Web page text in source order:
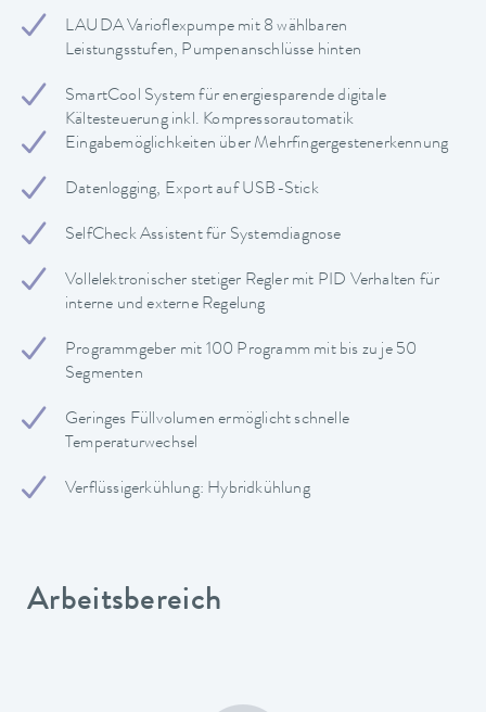
LAUDA Varioflexpumpe mit 8 wählbaren
Leistungsstufen, Pumpenanschlüsse hinten
SmartCool System für energiesparende digitale
Kältesteuerung inkl. Kompressorautomatik
Eingabemöglichkeiten über Mehrfingergestenerkennung
Datenlogging, Export auf USB-Stick
SelfCheck Assistent für Systemdiagnose
Vollelektronischer stetiger Regler mit PID Verhalten für
interne und externe Regelung
Programmgeber mit 100 Programm mit bis zu je 50
Segmenten
Geringes Füllvolumen ermöglicht schnelle
Temperaturwechsel
Verflüssigerkühlung: Hybridkühlung
Arbeitsbereich